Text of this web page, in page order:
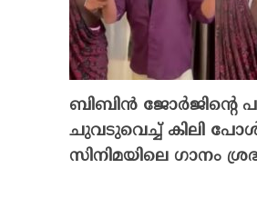
ബിബിൻ ജോർജിന്റെ
ചുവടുവെച്ച് കിലി
സിനിമയിലെ ഗാനം